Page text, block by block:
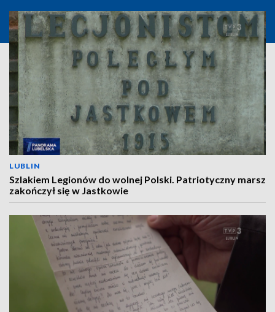
LUBLIN
Szlakiem Legionów do wolnej Polski. Patriotyczny marsz
zakończył się w Jastkowie